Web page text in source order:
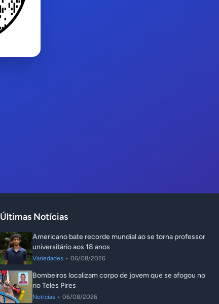
Últimas Notícias
Americano bate recorde mundial ao se torna professor
universitário aos 18 anos
Variedades • 06/08/2026
Bombeiros localizam corpo de jovem que se afogou no
rio Teles Pires
Notícias • 06/08/2026